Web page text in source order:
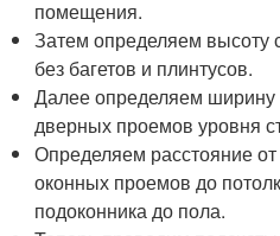
помещения.
Затем определяем высоту
без багетов и плинтусов.
Далее определяем ширину
дверных проемов уровня
Определяем расстояние
оконных проемов до
подоконника до пола.